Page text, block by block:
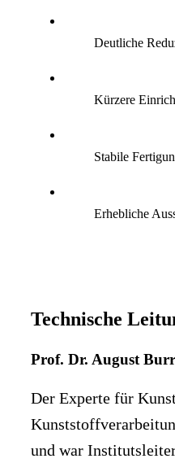
Deutliche
Kürzere
Stabile
Erhebliche
Technische
Prof. Dr. August Burr
Der Experte für
und war